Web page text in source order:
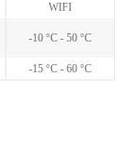
WIFI
-10 °C - 50 °C
-15 °C - 60 °C